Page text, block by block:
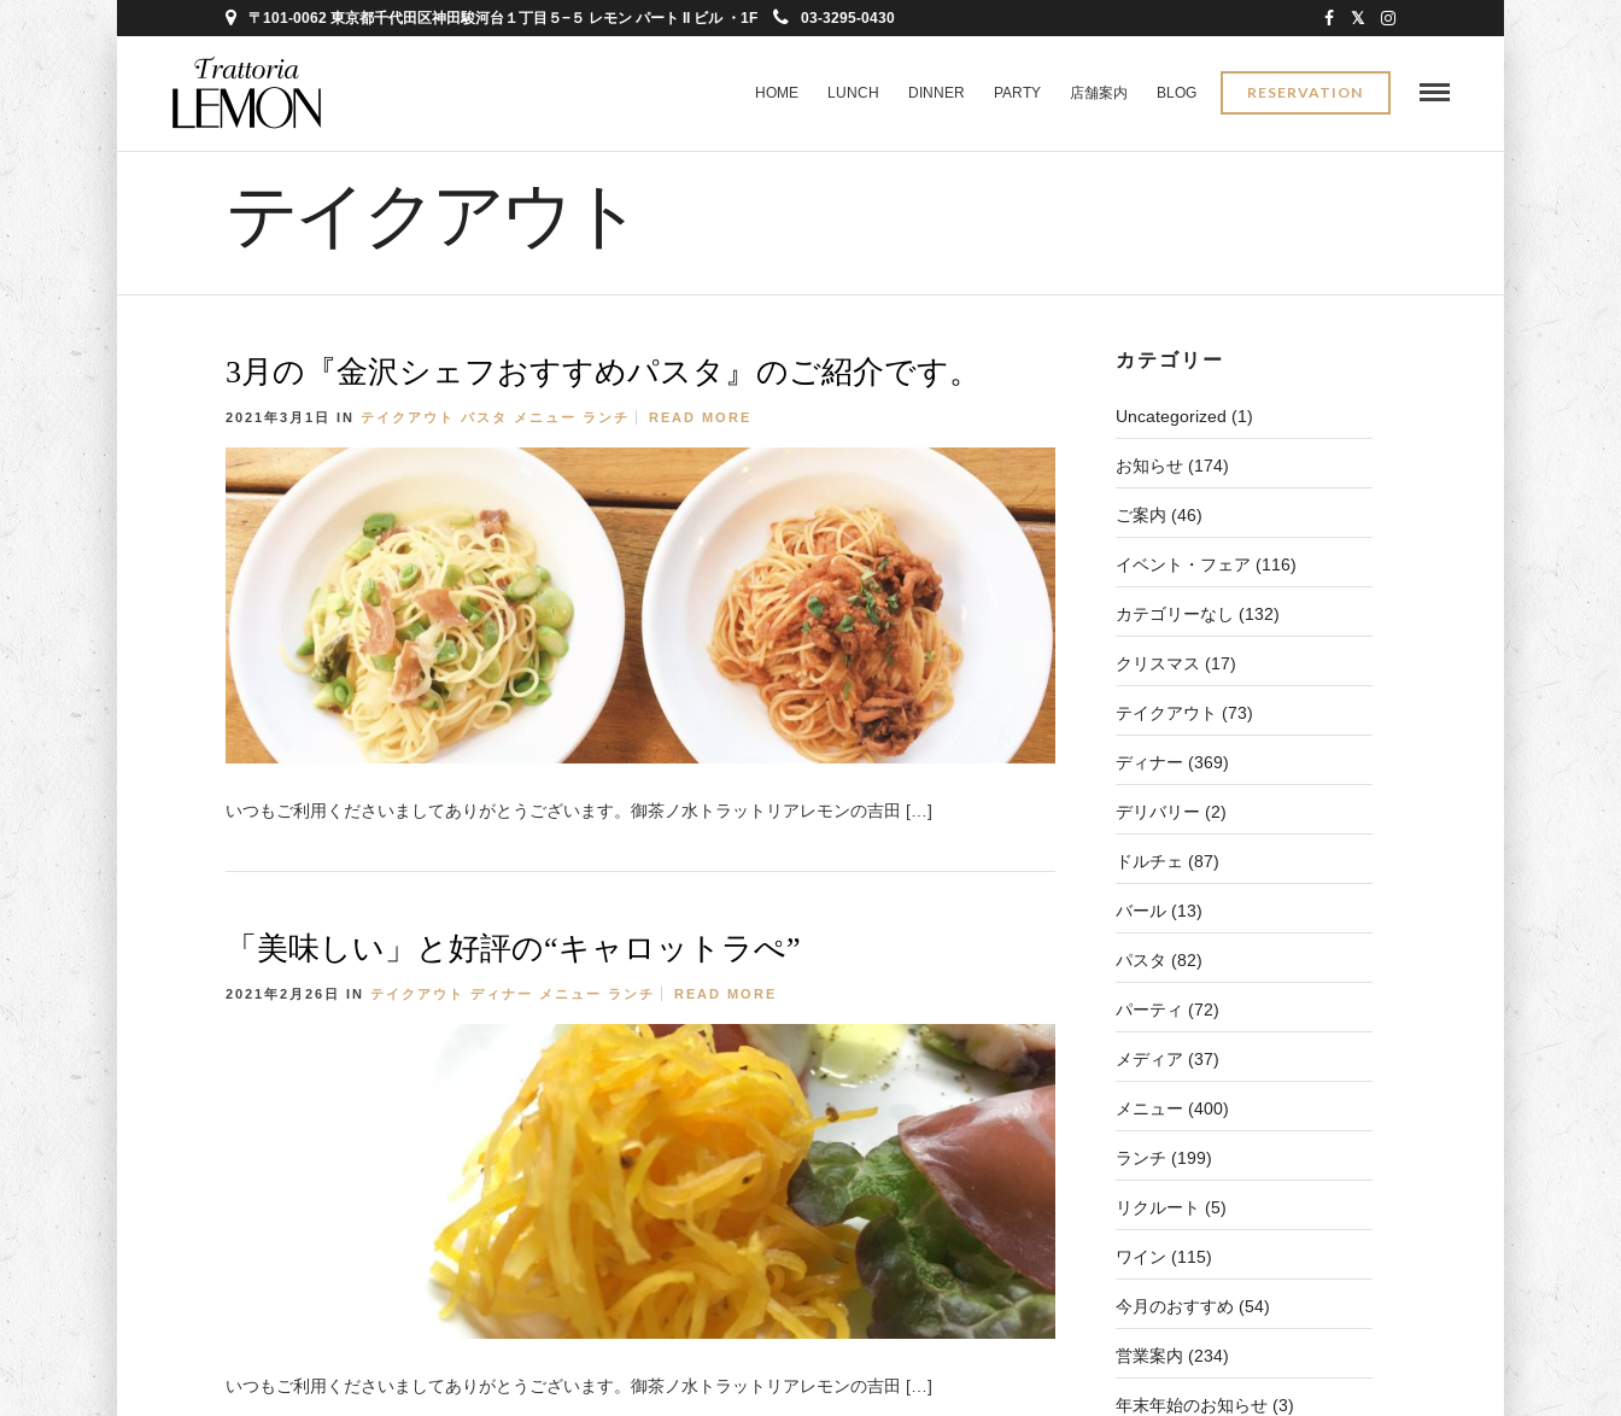
〒101-0062 東京都千代田区神田駿河台１丁目５−５ レモン パート II ビル ・1F 03-3295-0430
RESERVATION
HOME LUNCH DINNER PARTY 店舗案内 BLOG
テイクアウト
3月の『金沢シェフおすすめパスタ』のご紹介です。
2021年3月1日 IN テイクアウト パスタ メニュー ランチ READ MORE
いつもご利用くださいましてありがとうございます。御茶ノ水トラットリアレモンの吉田 […]
「美味しい」と好評の“キャロットラぺ”
2021年2月26日 IN テイクアウト ディナー メニュー ランチ READ MORE
いつもご利用くださいましてありがとうございます。御茶ノ水トラットリアレモンの吉田 […]
カテゴリー
Uncategorized (1)
お知らせ (174)
ご案内 (46)
イベント・フェア (116)
カテゴリーなし (132)
クリスマス (17)
テイクアウト (73)
ディナー (369)
デリバリー (2)
ドルチェ (87)
バール (13)
パスタ (82)
パーティ (72)
メディア (37)
メニュー (400)
ランチ (199)
リクルート (5)
ワイン (115)
今月のおすすめ (54)
営業案内 (234)
年末年始のお知らせ (3)